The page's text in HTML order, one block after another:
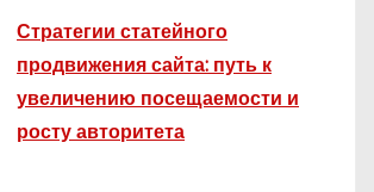
Стратегии статейного
продвижения сайта: путь к
увеличению посещаемости и
росту авторитета